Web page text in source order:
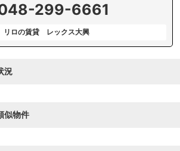
299-6661
リロの賃貸 レックス大興
況
似物件